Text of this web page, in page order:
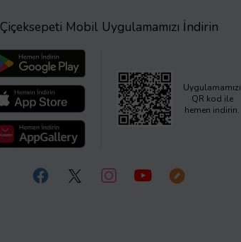
Çiçeksepeti Mobil Uygulamamızı İndirin
Uygulamamızı
QR kod ile
hemen indirin.